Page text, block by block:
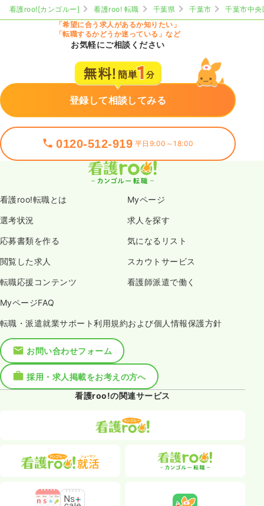
看護roo![カンゴルー] 看護roo! 転職 千葉県 千葉市
千葉市中央
「希望に合う求人があるか知りたい」
「転職するかどうか迷っている」など
お気軽にご相談ください
登録して相談してみる
0120-512-919 平日9:00～18:00
看護roo!転職とは Myページ
選考状況 求人を探す
応募書類を作る 気になるリスト
閲覧した求人 スカウトサービス
転職応援コンテンツ 看護師派遣で働く
MyページFAQ
転職・派遣就業サポート利用規約および個人情報保護方針
お問い合わせフォーム
採用・求人掲載をお考えの方へ
看護roo!の関連サービス